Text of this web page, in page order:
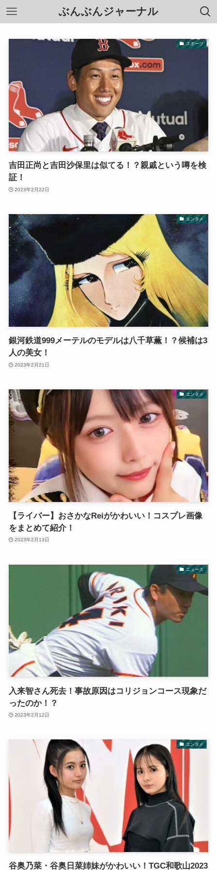
ぶんぶんジャーナル
スポーツ
吉田正尚と吉田沙保里は似てる！？親戚という噂を検
証！
2023年2月22日
エンタメ
銀河鉄道999メーテルのモデルは八千草薫！？候補は3
人の美女！
2023年2月21日
エンタメ
【ライバー】おさかなReiがかわいい！コスプレ画像
をまとめて紹介！
2023年2月13日
ニュース
入来智さん死去！事故原因はコリジョンコース現象だ
ったのか！？
2023年2月12日
エンタメ
谷奥乃菜・谷奥日菜姉妹がかわいい！TGC和歌山2023